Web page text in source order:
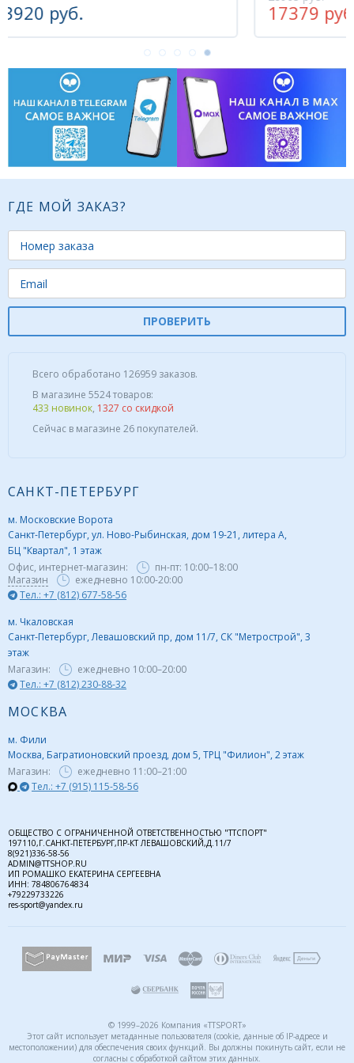
17379 руб.
ГДЕ МОЙ ЗАКАЗ?
ПРОВЕРИТЬ
Всего обработано 126959 заказов.
В магазине 5524 товаров:
433 новинок, 1327 со скидкой
Сейчас в магазине 26 покупателей.
САНКТ-ПЕТЕРБУРГ
м. Московские Ворота
Санкт-Петербург, ул. Ново-Рыбинская, дом 19-21, литера А,
БЦ "Квартал", 1 этаж
Офис, интернет-магазин:
пн-пт: 10:00–18:00
Магазин
ежедневно 10:00-20:00
Тел.: +7 (812) 677-58-56
м. Чкаловская
Санкт-Петербург, Левашовский пр, дом 11/7, СК "Метрострой", 3
этаж
Магазин:
ежедневно 10:00–20:00
Тел.: +7 (812) 230-88-32
МОСКВА
м. Фили
Москва, Багратионовский проезд, дом 5, ТРЦ "Филион", 2 этаж
Магазин:
ежедневно 11:00–21:00
Тел.: +7 (915) 115-58-56
ОБЩЕСТВО С ОГРАНИЧЕННОЙ ОТВЕТСТВЕННОСТЬЮ "ТТСПОРТ"
197110,Г.САНКТ-ПЕТЕРБУРГ,ПР-КТ ЛЕВАШОВСКИЙ,Д.11/7
8(921)336-58-56
ADMIN@TTSHOP.RU
ИП РОМАШКО ЕКАТЕРИНА СЕРГЕЕВНА
ИНН: 784806764834
+79229733226
res-sport@yandex.ru
© 1999–2026 Компания «TTSPORT»
Этот сайт использует метаданные пользователя (cookie, данные об IP-адресе и
местоположении) для обеспечения своих функций. Вы должны покинуть сайт, если не
согласны с обработкой сайтом этих данных.